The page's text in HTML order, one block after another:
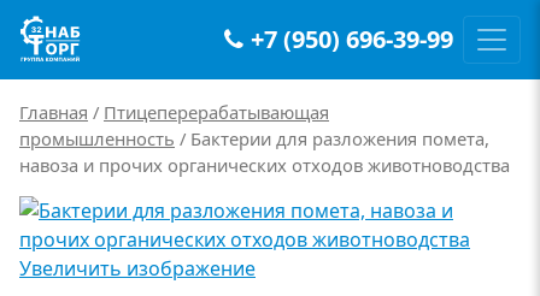
Main Navigation +7 (950) 696-39-99
Главная / Птицеперерабатывающая
промышленность / Бактерии для разложения помета,
навоза и прочих органических отходов животноводства
Увеличить изображение